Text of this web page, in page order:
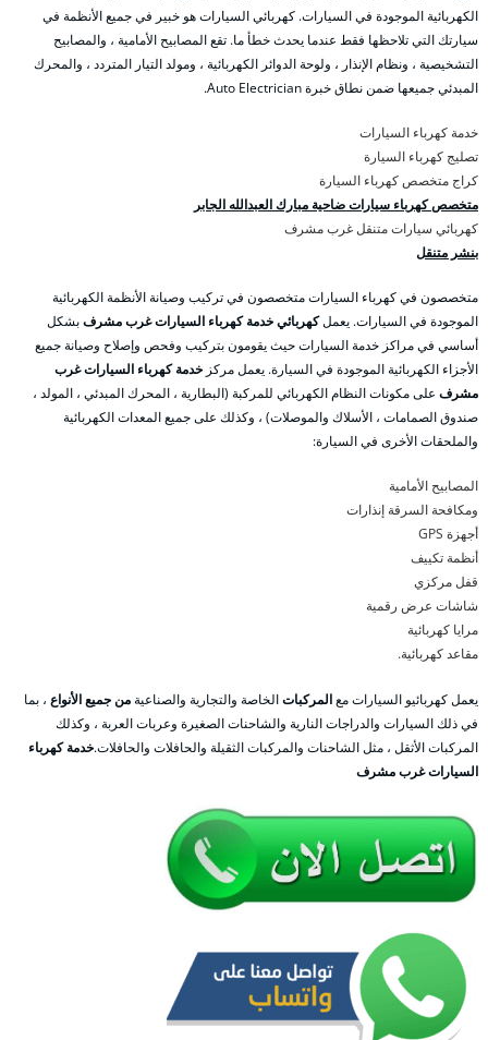
الكهربائية الموجودة في السيارات. كهربائي السيارات هو خبير في جميع الأنظمة في
سيارتك التي تلاحظها فقط عندما يحدث خطأ ما. تقع المصابيح الأمامية ، والمصابيح
التشخيصية ، ونظام الإنذار ، ولوحة الدوائر الكهربائية ، ومولد التيار المتردد ، والمحرك
المبدئي جميعها ضمن نطاق خبرة Auto Electrician.
خدمة كهرباء السيارات
تصليج كهرباء السيارة
كراج متخصص كهرباء السيارة
متخصص كهرباء سيارات ضاحية مبارك العبدالله الجابر
كهربائي سيارات متنقل غرب مشرف
بنشر متنقل
متخصصون في كهرباء السيارات متخصصون في تركيب وصيانة الأنظمة الكهربائية
الموجودة في السيارات. يعملكهربائي خدمة كهرباء السيارات غرب مشرفبشكل
أساسي في مراكز خدمة السيارات حيث يقومون بتركيب وفحص وإصلاح وصيانة جميع
الأجزاء الكهربائية الموجودة في السيارة. يعمل مركز خدمة كهرباء السيارات غرب
مشرف على مكونات النظام الكهربائي للمركبة (البطارية ، المحرك المبدئي ، المولد ،
صندوق الصمامات ، الأسلاك والموصلات) ، وكذلك على جميع المعدات الكهربائية
والملحقات الأخرى في السيارة:
المصابيح الأمامية
ومكافحة السرقة إنذارات
أجهزة GPS
أنظمة تكييف
قفل مركزي
شاشات عرض رقمية
مرايا كهربائية
مقاعد كهربائية.
يعمل كهربائيو السيارات معالمركباتالخاصة والتجارية والصناعيةمن جميع الأنواع ، بما
في ذلك السيارات والدراجات النارية والشاحنات الصغيرة وعربات العربة ، وكذلك
المركبات الأثقل ، مثل الشاحنات والمركبات الثقيلة والحافلات والحافلات.خدمة كهرباء
السيارات غرب مشرف